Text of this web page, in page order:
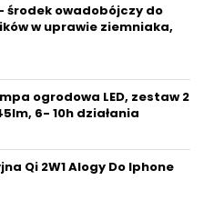
środek owadobójczy do
w uprawie ziemniaka,
ogrodowa LED, zestaw 2
6- 10h działania
Qi 2W1 Alogy Do Iphone